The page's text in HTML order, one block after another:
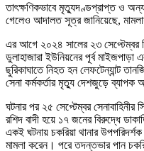
তাৎক্ষণিকভাবে মৃত্যুদণ্ডপ্রাপ্ত ও
গেলেও আদালত সূত্র জানিয়েছে,
এর আগে ২০২৪ সালের ২৩ সেপ্টেম্বর
ডুলাহাজারা ইউনিয়নের পূর্ব মাইজপাড়া
ছুরিকাঘাতে নিহত হন লেফটেন্যান্ট
সেনা কর্মকর্তার মৃত্যু দেশজুড়ে ব্যাপক
ঘটনার পর ২৫ সেপ্টেম্বর
রশিদ বাদী হয়ে ১৭ জনের বিরুদ্ধে
একই ঘটনায় চকরিয়া থানার
মামলা করেন। পরে তদন্তভার পান